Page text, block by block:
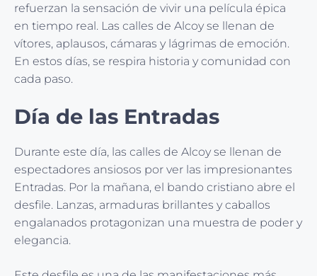
refuerzan la sensación de vivir una película épica
en tiempo real. Las calles de Alcoy se llenan de
vítores, aplausos, cámaras y lágrimas de emoción.
En estos días, se respira historia y comunidad con
cada paso.
Día de las Entradas
Durante este día, las calles de Alcoy se llenan de
espectadores ansiosos por ver las impresionantes
Entradas. Por la mañana, el bando cristiano abre el
desfile. Lanzas, armaduras brillantes y caballos
engalanados protagonizan una muestra de poder y
elegancia.